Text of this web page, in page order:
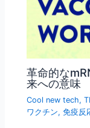
革命的な
来への意味
Cool new tech,
ワクチン,免疫反